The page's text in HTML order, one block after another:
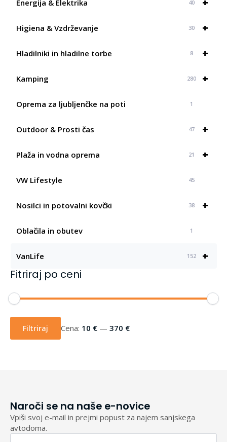
Energija & Elektrika 40
+
Higiena & Vzdrževanje 30
+
Hladilniki in hladilne torbe 8
+
Kamping 280
Oprema za ljubljenčke na poti 1
+
Outdoor & Prosti čas 47
+
Plaža in vodna oprema 21
VW Lifestyle 45
+
Nosilci in potovalni kovčki 38
Oblačila in obutev 1
+
VanLife 152
Fitriraj po ceni
Min
cena
Max
cenaFiltriraj Cena: 10 € — 370 €
Naroči se na naše e-novice
Vpiši svoj e-mail in prejmi popust za najem sanjskega
avtodoma.
Email